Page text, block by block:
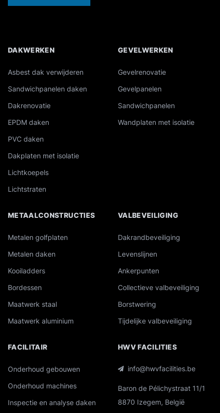
Overzicht van onze industriële diensten
DAKWERKEN
Asbest dak verwijderen
Sandwichpanelen daken
Dakrenovatie
EPDM daken
PVC daken
Dakplaten met isolatie
Lichtkoepels
Lichtstraten
GEVELWERKEN
Gevelrenovatie
Gevelpanelen
Sandwichpanelen
Wandplaten met isolatie
METAALCONSTRUCTIES
Metalen golfplaten
Metalen daken
Kooiladders
Bordessen
Maatwerk staal
Maatwerk aluminium
VALBEVEILIGING
Dakrandbeveiliging
Levenslijnen
Ankerpunten
Collectieve valbeveiliging
Borstwering
Tijdelijke valbeveiliging
FACILITAIR
Onderhoud gebouwen
Onderhoud machines
Inspectie en analyse daken
HWV FACILITIES
info@hwvfacilities.be
Baron de Pélichystraat 11/1
8870 Izegem, België